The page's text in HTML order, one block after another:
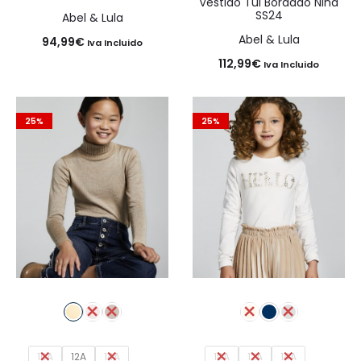
Abel & Lula
94,99€ Iva Incluido
SS24
Abel & Lula
112,99€ Iva Incluido
25%
10A 12A 14A
25%
10A 12A 14A